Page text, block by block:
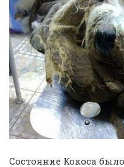
Состояние Кокоса